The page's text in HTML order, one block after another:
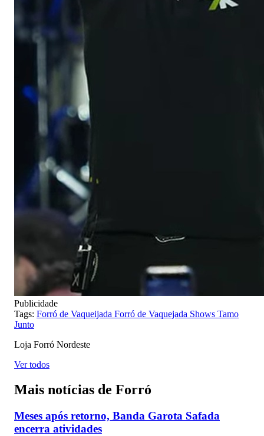
Publicidade
Tags: Forró de Vaqueijada Forró de Vaquejada Shows Tamo
Junto
Loja Forró Nordeste
Ver todos
Mais notícias de Forró
Meses após retorno, Banda Garota Safada
encerra atividades